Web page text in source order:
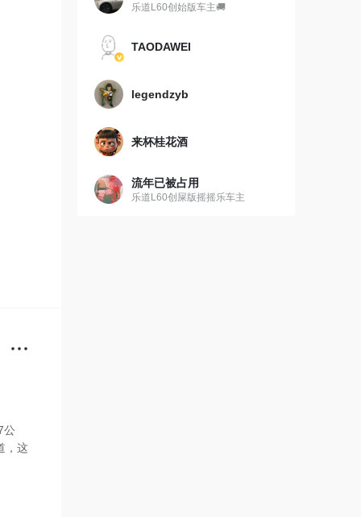
公
，这
乐道L60创始版车主🚚
TAODAWEI
legendzyb
来杯桂花酒
流年已被占用
乐道L60创屎版摇摇乐车主